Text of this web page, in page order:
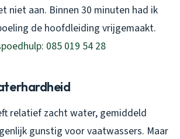
niet aan. Binnen 30 minuten had ik
de hoofdleiding vrijgemaakt.
085 019 54 28
relatief zacht water, gemiddeld
gunstig voor vaatwassers. Maar